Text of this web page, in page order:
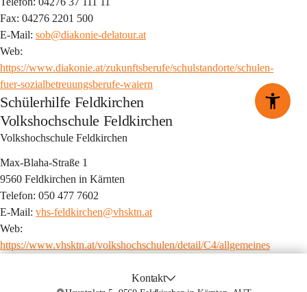
Fax: 04276 2201 500
E-Mail: sob@diakonie-delatour.at
Web:
https://www.diakonie.at/zukunftsberufe/schulstandorte/schulen-
fuer-sozialbetreuungsberufe-waiern
Schülerhilfe Feldkirchen
Volkshochschule Feldkirchen
Volkshochschule Feldkirchen
Max-Blaha-Straße 1
9560 Feldkirchen in Kärnten
Telefon: 050 477 7602
E-Mail: vhs-feldkirchen@vhsktn.at
Web:
https://www.vhsktn.at/volkshochschulen/detail/C4/allgemeines
Kontakt